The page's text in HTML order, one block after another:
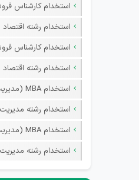
استخدام کارشناس
استخدام رشته اقتصاد
استخدام کارشناس
استخدام رشته اقتصاد
استخدام MBA (مدیریت کسب و کار) در شهر ایلام
استخدام رشته مدیریت
استخدام MBA (مدیریت کسب و کار) در استان ایلام
استخدام رشته مدیریت